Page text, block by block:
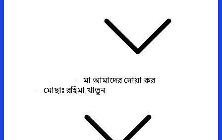
মা আমাদের দোয়া কর
মোছাঃ রহিমা খাতুন